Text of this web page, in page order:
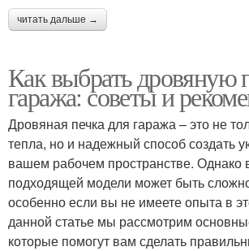
читать дальше →
Как выбрать дровяную
гаража: советы и
Дровяная печка для гаража – это не
тепла, но и надежный способ создать
вашем рабочем пространстве. Однако
подходящей модели может быть
особенно если вы не имеете опыта в
данной статье мы рассмотрим
которые помогут вам сделать